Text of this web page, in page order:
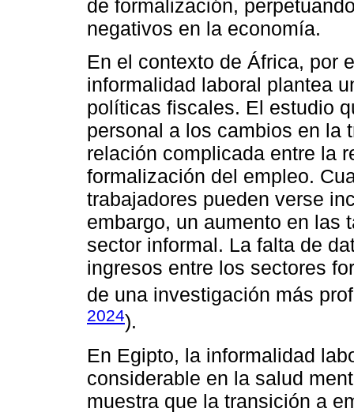
de formalización,
negativos en la economía.
En el contexto de África, por
informalidad laboral plantea
políticas fiscales. El estudio
personal a los cambios en la
relación complicada entre la
formalización del empleo.
trabajadores pueden verse
embargo, un aumento en las
sector informal. La falta de
ingresos entre los sectores
de una investigación más
2024).
En Egipto, la informalidad
considerable en la salud
muestra que la transición a